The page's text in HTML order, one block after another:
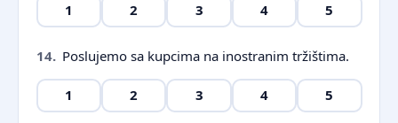
1 2 3 4 5
14. Poslujemo sa kupcima na inostranim tržištima.
1 2 3 4 5